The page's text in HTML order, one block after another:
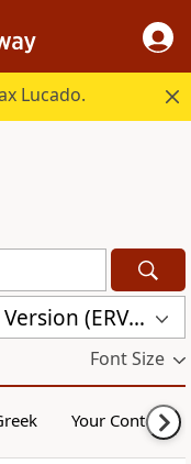
Lucado.
Marathi Bible: Easy-to-Read Version (ERV-MR)
Font Size
Your Content